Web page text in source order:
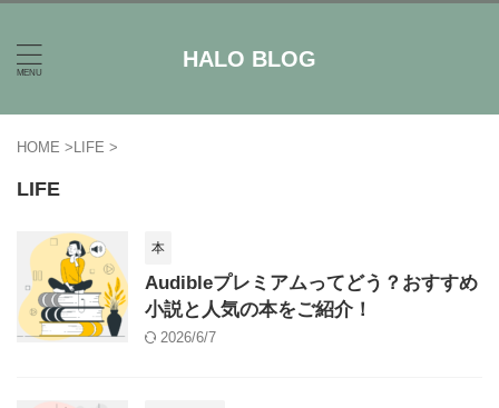
HALO BLOG
HOME > LIFE >
LIFE
本
Audibleプレミアムってどう？おすすめ
小説と人気の本をご紹介！
2026/6/7